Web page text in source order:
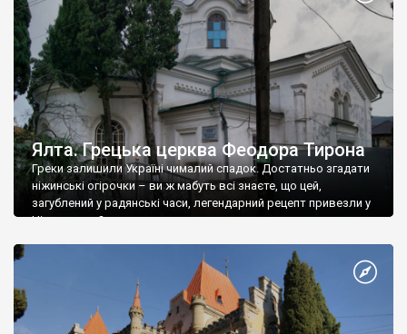
Ялта. Грецька церква Феодора Тирона
Греки залишили Україні чималий спадок. Достатньо згадати
ніжинські огірочки – ви ж мабуть всі знаєте, що цей,
загублений у радянські часи, легендарний рецепт привезли у
Ніжин греки?